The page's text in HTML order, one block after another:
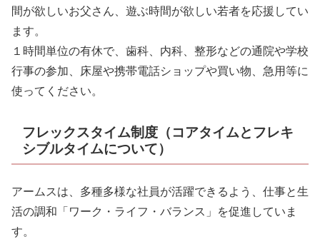
間が欲しいお父さん、遊ぶ時間が欲しい若者を応援してい
ます。
１時間単位の有休で、歯科、内科、整形などの通院や学校
行事の参加、床屋や携帯電話ショップや買い物、急用等に
使ってください。
フレックスタイム制度（コアタイムとフレキ
シブルタイムについて）
アームスは、多種多様な社員が活躍できるよう、仕事と生
活の調和「ワーク・ライフ・バランス」を促進していま
す。